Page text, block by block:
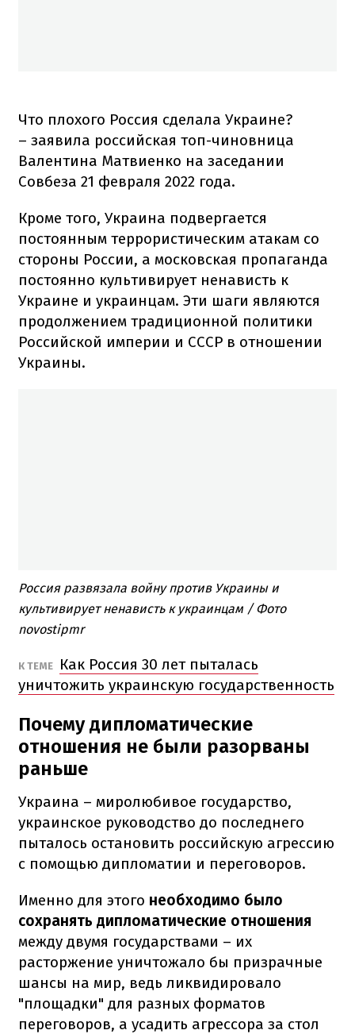
Что плохого Россия сделала Украине?
– заявила российская топ-чиновница
Валентина Матвиенко на заседании
Совбеза 21 февраля 2022 года.
Кроме того, Украина подвергается
постоянным террористическим атакам со
стороны России, а московская пропаганда
постоянно культивирует ненависть к
Украине и украинцам. Эти шаги являются
продолжением традиционной политики
Российской империи и СССР в отношении
Украины.
Россия развязала войну против Украины и
культивирует ненависть к украинцам / Фото
novostipmr
К ТЕМЕ
Как Россия 30 лет пыталась
уничтожить украинскую государственность
Почему дипломатические
отношения не были разорваны
раньше
Украина – миролюбивое государство,
украинское руководство до последнего
пыталось остановить российскую агрессию
с помощью дипломатии и переговоров.
Именно для этого необходимо было
сохранять дипломатические отношения
между двумя государствами – их
расторжение уничтожало бы призрачные
шансы на мир, ведь ликвидировало
"площадки" для разных форматов
переговоров, а усадить агрессора за стол